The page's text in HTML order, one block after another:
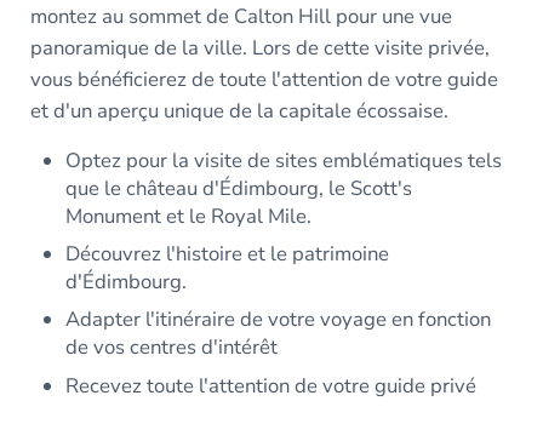
montez au sommet de Calton Hill pour une vue
panoramique de la ville. Lors de cette visite privée,
vous bénéficierez de toute l'attention de votre guide
et d'un aperçu unique de la capitale écossaise.
Optez pour la visite de sites emblématiques tels
que le château d'Édimbourg, le Scott's
Monument et le Royal Mile.
Découvrez l'histoire et le patrimoine
d'Édimbourg.
Adapter l'itinéraire de votre voyage en fonction
de vos centres d'intérêt
Recevez toute l'attention de votre guide privé